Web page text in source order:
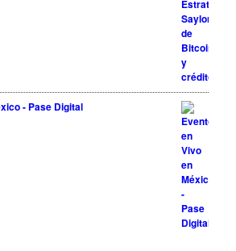
- Pase Digital